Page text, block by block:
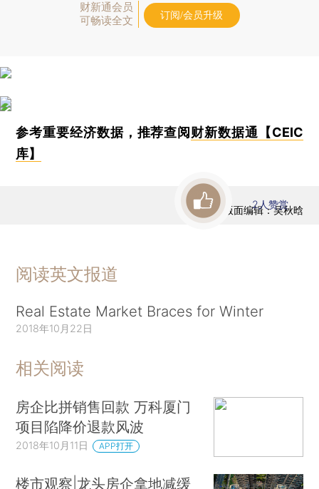
财新通会员
可畅读全文
订阅/会员升级
参考重要经济数据，推荐查阅财新数据通【CEIC
库】
版面编辑：吴秋晗
2人赞赏
阅读英文报道
Real Estate Market Braces for Winter
2018年10月22日
相关阅读
房企比拼销售回款 万科厦门
项目陷降价退款风波
2018年10月11日 APP打开
楼市观察|龙头房企拿地减缓